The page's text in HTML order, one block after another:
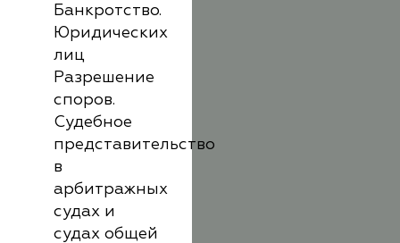
Банкротство.
Юридических
лиц
Разрешение
споров.
Судебное
представительство
в
арбитражных
судах и
судах общей